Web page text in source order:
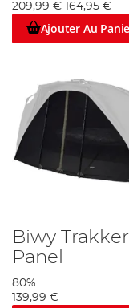
209,99 €
164,95 €
Ajouter Au
Biwy
Panel
80%
139,99 €